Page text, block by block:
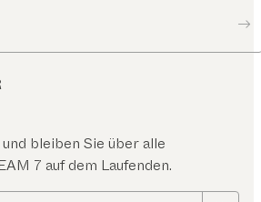
bleiben Sie über alle
7 auf dem Laufenden.